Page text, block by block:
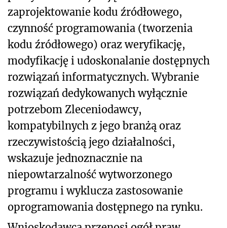
zaprojektowanie kodu źródłowego,
czynność programowania (tworzenia
kodu źródłowego) oraz weryfikację,
modyfikację i udoskonalanie dostępnych
rozwiązań informatycznych. Wybranie
rozwiązań dedykowanych wyłącznie
potrzebom Zleceniodawcy,
kompatybilnych z jego branżą oraz
rzeczywistością jego działalności,
wskazuje jednoznacznie na
niepowtarzalność wytworzonego
programu i wyklucza zastosowanie
oprogramowania dostępnego na rynku.